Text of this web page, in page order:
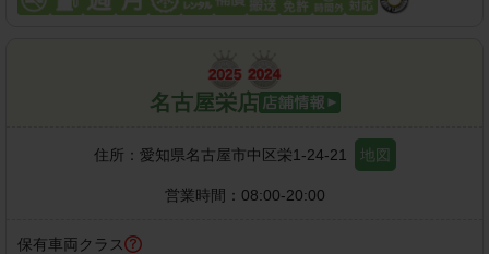
名古屋栄店
住所： 愛知県名古屋市中区栄1-24-21 地図
営業時間： 08:00-20:00
保有車両クラス